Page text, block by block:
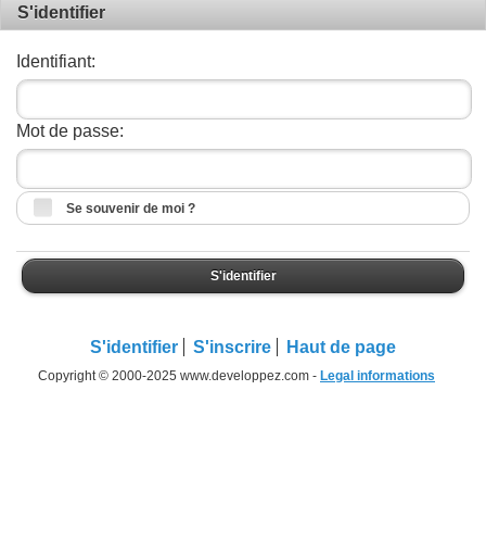
S'identifier
Identifiant:
Mot de passe:
Se souvenir de moi ?
S'identifier
S'identifier S'inscrire Haut de page
Copyright © 2000-2025 www.developpez.com - Legal informations